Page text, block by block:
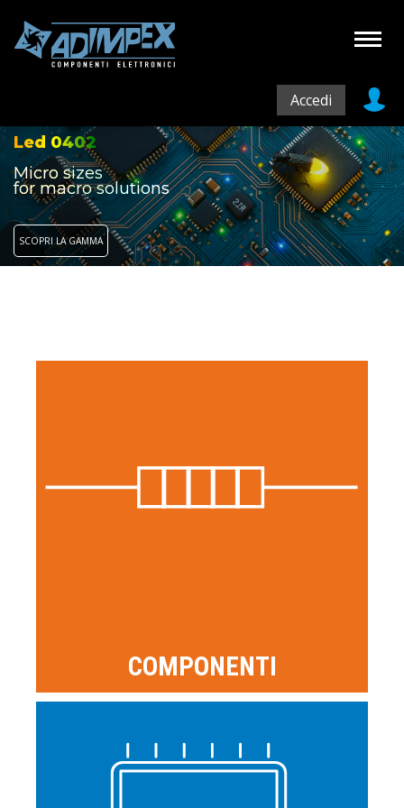
Accedi
Led 0402
Micro sizes
for macro solutions
SCOPRI LA GAMMA
COMPONENTI